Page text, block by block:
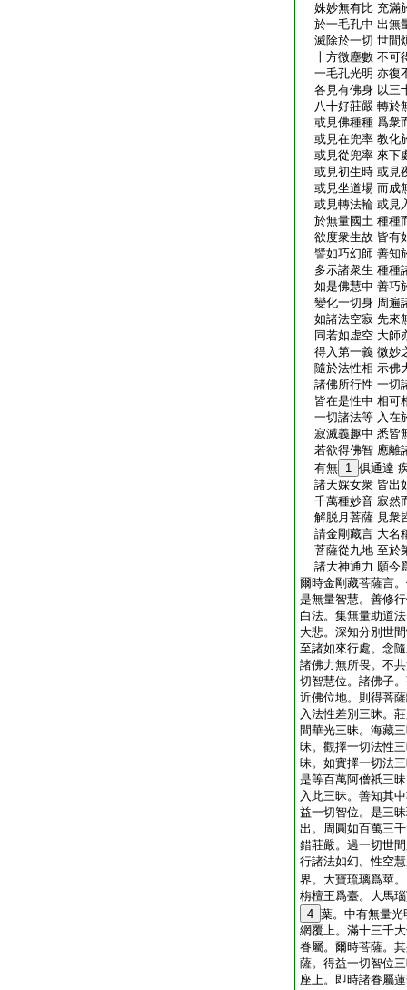
姝妙無有比 充滿
於一毛孔中 出無
滅除於一切 世間
十方微塵數 不可
一毛孔光明 亦復
各見有佛身 以三
八十好莊嚴 轉於
或見佛種種 爲衆
或見在兜率 教化
或見從兜率 來下
或見初生時 或見
或見坐道場 而成
或見轉法輪 或見
於無量國土 種種
欲度衆生故 皆有
譬如巧幻師 善知
多示諸衆生 種種
如是佛慧中 善巧
變化一切身 周遍
如諸法空寂 先來
同若如虚空 大師
得入第一義 微妙
隨於法性相 示佛
諸佛所行性 一切
皆在是性中 相可
一切諸法等 入在
寂滅義趣中 悉皆
若欲得佛智 應離
有無 1 倶通達
諸天婇女衆 皆出
千萬種妙音 寂然
解脱月菩薩 見衆
請金剛藏言 大名
菩薩從九地 至於
諸大神通力 願今
爾時金剛藏菩薩言
是無量智慧。善修
白法。集無量助道
大悲。深知分別世
至諸如來行處。念
諸佛力無所畏。不
切智慧位。諸佛子
近佛位地。則得菩
入法性差別三昧。
間華光三昧。海藏
昧。觀擇一切法性
昧。如實擇一切法
是等百萬阿僧祇三
入此三昧。善知其
益一切智位。是三
出。周圓如百萬三
錯莊嚴。過一切世
行諸法如幻。性空
界。大寶琉璃爲莖
栴檀王爲臺。大馬
4 葉。中有無量
網覆上。滿十三千
眷屬。爾時菩薩。
薩。得益一切智位
座上。即時諸眷屬